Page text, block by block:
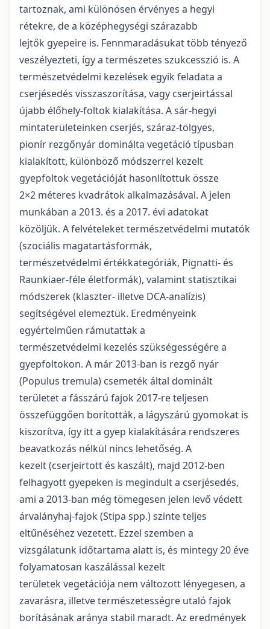
tartoznak, ami különösen érvényes a hegyi
rétekre, de a középhegységi szárazabb
lejtők gyepeire is. Fennmaradásukat több tényező
veszélyezteti, így a természetes szukcesszió is. A
természetvédelmi kezelések egyik feladata a
cserjésedés visszaszorítása, vagy cserjeirtással
újabb élőhely-foltok kialakítása. A sár-hegyi
mintaterületeinken cserjés, száraz-tölgyes,
pionír rezgőnyár dominálta vegetáció típusban
kialakított, különböző módszerrel kezelt
gyepfoltok vegetációját hasonlítottuk össze
2×2 méteres kvadrátok alkalmazásával. A jelen
munkában a 2013. és a 2017. évi adatokat
közöljük. A felvételeket természetvédelmi mutatók
(szociális magatartásformák,
természetvédelmi értékkategóriák, Pignatti- és
Raunkiaer-féle életformák), valamint statisztikai
módszerek (klaszter- illetve DCA-analízis)
segítségével elemeztük. Eredményeink
egyértelműen rámutattak a
természetvédelmi kezelés szükségességére a
gyepfoltokon. A már 2013-ban is rezgő nyár
(Populus tremula) csemeték által dominált
területet a fásszárú fajok 2017-re teljesen
összefüggően borították, a lágyszárú gyomokat is
kiszorítva, így itt a gyep kialakítására rendszeres
beavatkozás nélkül nincs lehetőség. A
kezelt (cserjeirtott és kaszált), majd 2012-ben
felhagyott gyepeken is megindult a cserjésedés,
ami a 2013-ban még tömegesen jelen levő védett
árvalányhaj-fajok (Stipa spp.) szinte teljes
eltűnéséhez vezetett. Ezzel szemben a
vizsgálatunk időtartama alatt is, és mintegy 20 éve
folyamatosan kaszálással kezelt
területek vegetációja nem változott lényegesen, a
zavarásra, illetve természetességre utaló fajok
borításának aránya stabil maradt. Az eredmények